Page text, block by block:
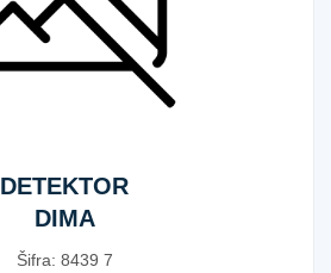
DETEKTOR
DIMA
STANDARD
Šifra: 8​4​3​9​ ​7​